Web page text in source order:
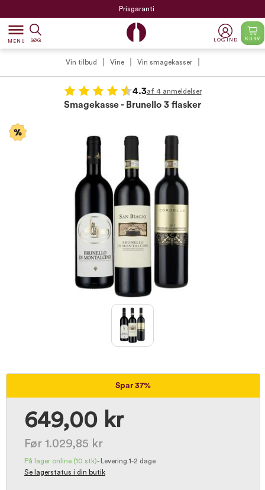
Prisgaranti
dehaze
MENU SØG LOG IND KURV
Vin tilbud Vine Vin smagekasser
4.3af 4 anmeldelser
Smagekasse - Brunello 3 flasker
Spar 37%
649,00 kr
Før 1.029,85 kr
På lager online (10 stk)-
Levering 1-2 dage
Se lagerstatus i din butik